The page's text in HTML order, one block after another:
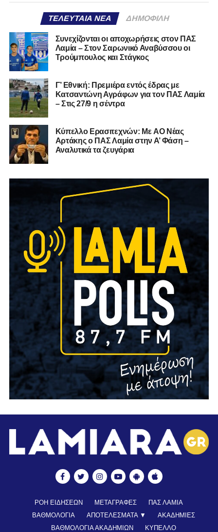
ΤΕΛΕΥΤΑΊΑ ΝΈΑ ΔΗΜΟΦΙΛΉ
Συνεχίζονται οι αποχωρήσεις στον ΠΑΣ
Λαμία – Στον Σαρωνικό Αναβύσσου οι
Τρούμπουλος και Στάγκος
Γ’ Εθνική: Πρεμιέρα εντός έδρας με
Κατσαντώνη Αγράφων για τον ΠΑΣ Λαμία
– Στις 27/9 η σέντρα
Kύπελλο Ερασιτεχνών: Με AO Nέας
Αρτάκης ο ΠΑΣ Λαμία στην Α’ Φάση –
Αναλυτικά τα ζευγάρια
ΡΟΗ ΕΙΔΗΣΕΩΝ ΜΕΤΑΓΡΑΦΕΣ
ΠΑΣ ΛΑΜΙΑ
ΒΑΘΜΟΛΟΓΙΑ
ΑΠΟΤΕΛΕΣΜΑΤΑ ▼
ΑΚΑΔΗΜΙΕΣ
ΒΑΘΜΟΛΟΓΙΑ ΑΚΑΔΗΜΙΩΝ
ΚΥΠΕΛΛΟ